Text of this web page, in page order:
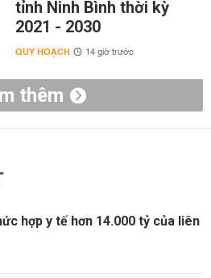
tỉnh Ninh Bình thời kỳ
2021 - 2030
QUY HOẠCH 14 giờ trước
thêm
hợp y tế hơn 14.000 tỷ của liên